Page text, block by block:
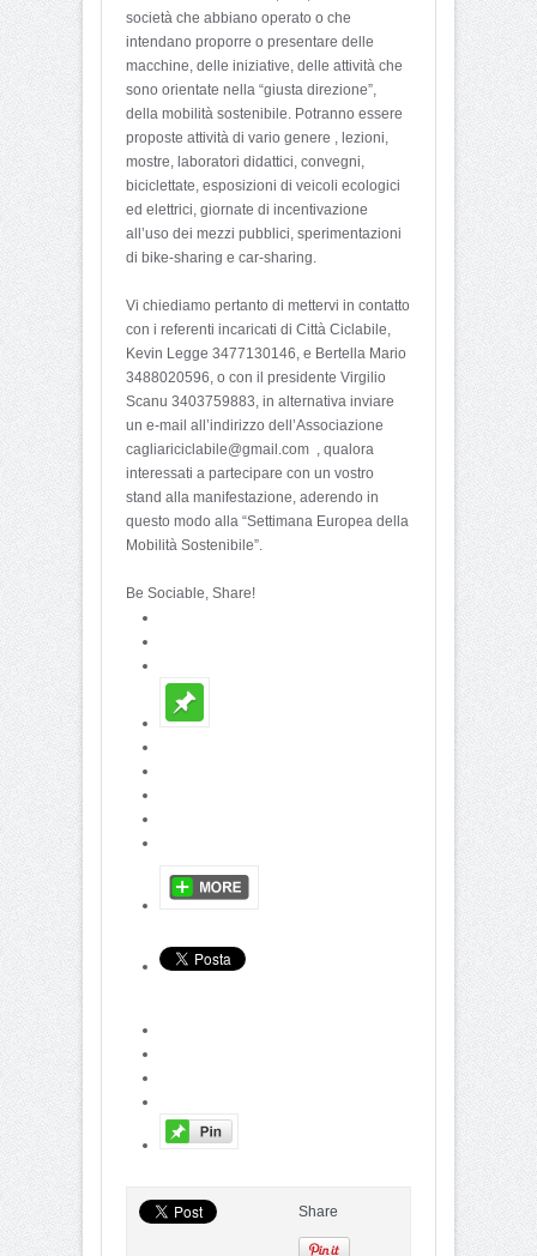
società che abbiano operato o che
intendano proporre o presentare delle
macchine, delle iniziative, delle attività che
sono orientate nella “giusta direzione”,
della mobilità sostenibile. Potranno essere
proposte attività di vario genere , lezioni,
mostre, laboratori didattici, convegni,
biciclettate, esposizioni di veicoli ecologici
ed elettrici, giornate di incentivazione
all’uso dei mezzi pubblici, sperimentazioni
di bike-sharing e car-sharing.
Vi chiediamo pertanto di mettervi in contatto
con i referenti incaricati di Città Ciclabile,
Kevin Legge 3477130146, e Bertella Mario
3488020596, o con il presidente Virgilio
Scanu 3403759883, in alternativa inviare
un e-mail all’indirizzo dell’Associazione
cagliariciclabile@gmail.com , qualora
interessati a partecipare con un vostro
stand alla manifestazione, aderendo in
questo modo alla “Settimana Europea della
Mobilità Sostenibile”.
Be Sociable, Share!
Share